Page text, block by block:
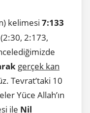
kelimesi 7:133
2:173,
gerçek kan
Tevrat’taki 10
Yüce Allah’ın
ile Nil